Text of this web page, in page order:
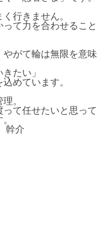
行きません。
て力を合わせること
がて輪は無限を意味
きたい 」
めています。
。
て任せたいと思って
介